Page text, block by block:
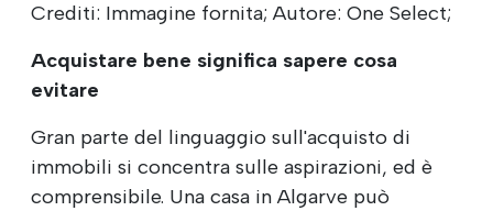
Crediti: Immagine fornita; Autore: One Select;
Acquistare bene significa sapere cosa
evitare
Gran parte del linguaggio sull'acquisto di
immobili si concentra sulle aspirazioni, ed è
comprensibile. Una casa in Algarve può